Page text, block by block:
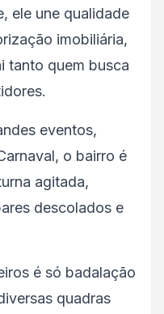
ele une qualidade
imobiliária,
tanto quem busca
eventos,
o bairro é
agitada,
descolados e
é só badalação
quadras